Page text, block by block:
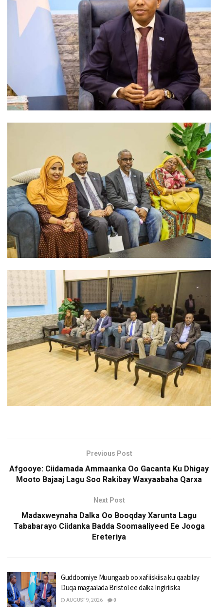
Previous Post
Afgooye: Ciidamada Ammaanka Oo Gacanta Ku Dhigay
Mooto Bajaaj Lagu Soo Rakibay Waxyaabaha Qarxa
Next Post
Madaxweynaha Dalka Oo Booqday Xarunta Lagu
Tababarayo Ciidanka Badda Soomaaliyeed Ee Jooga
Ereteriya
Guddoomiye Muungaab oo xafiiskiisa ku qaabilay
Duqa magaalada Bristol ee dalka Ingiriiska
AUGUST 9, 2026 0